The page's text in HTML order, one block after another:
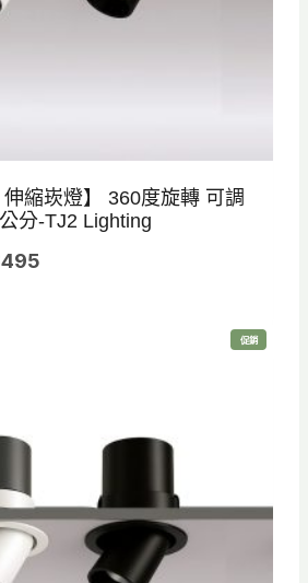
伸縮崁燈】 360度旋轉 可調
分-TJ2 Lighting
495目
4
9
促銷特
價